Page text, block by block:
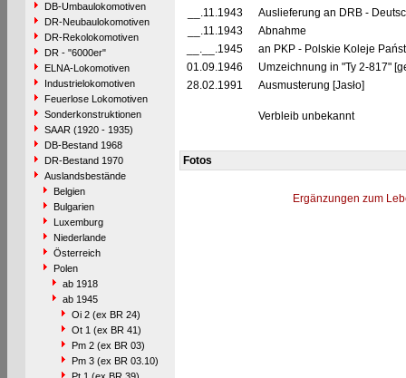
DB-Umbaulokomotiven
DR-Neubaulokomotiven
DR-Rekolokomotiven
DR - "6000er"
ELNA-Lokomotiven
Industrielokomotiven
Feuerlose Lokomotiven
Sonderkonstruktionen
SAAR (1920 - 1935)
DB-Bestand 1968
DR-Bestand 1970
Auslandsbestände
Belgien
Bulgarien
Luxemburg
Niederlande
Österreich
Polen
ab 1918
ab 1945
Oi 2 (ex BR 24)
Ot 1 (ex BR 41)
Pm 2 (ex BR 03)
Pm 3 (ex BR 03.10)
__.11.1943
Auslieferung an DRB -
__.11.1943
Abnahme
__.__.1945
an PKP - Polskie Koleje
01.09.1946
Umzeichnung in "Ty 2-817"
28.02.1991
Ausmusterung [Jasło]
Verbleib unbekannt
Fotos
Ergänzungen zum